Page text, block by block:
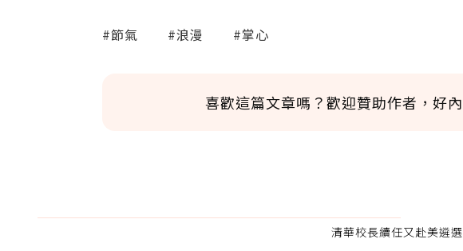
#節氣 #浪漫 #掌心
喜歡這篇文章嗎？歡迎贊助作者，好
清華校長續任又赴美遴